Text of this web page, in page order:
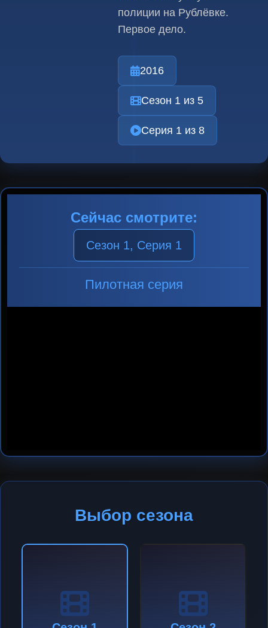
полиции на Рублёвке.
Первое дело.
2016
Сезон 1 из 5
Серия 1 из 8
Сейчас смотрите:
Сезон 1, Серия 1
Пилотная серия
Выбор сезона